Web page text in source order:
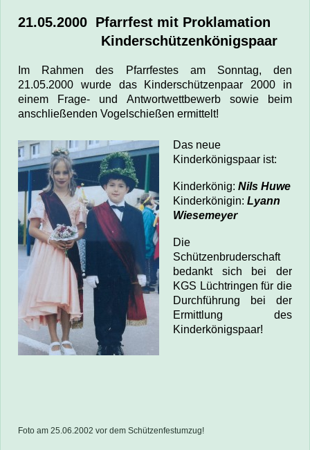
21.05.2000 Pfarrfest mit Proklamation
Kinderschützenkönigspaar
Im Rahmen des Pfarrfestes am Sonntag, den
21.05.2000 wurde das Kinderschützenpaar 2000 in
einem Frage- und Antwortwettbewerb sowie beim
anschließenden Vogelschießen ermittelt!
Das neue
Kinderkönigspaar ist:
Kinderkönig: Nils Huwe
Kinderkönigin: Lyann
Wiesemeyer
Die
Schützenbruderschaft
bedankt sich bei der
KGS Lüchtringen für die
Durchführung bei der
Ermittlung des
Kinderkönigspaar!
Foto am 25.06.2002 vor dem Schützenfestumzug!